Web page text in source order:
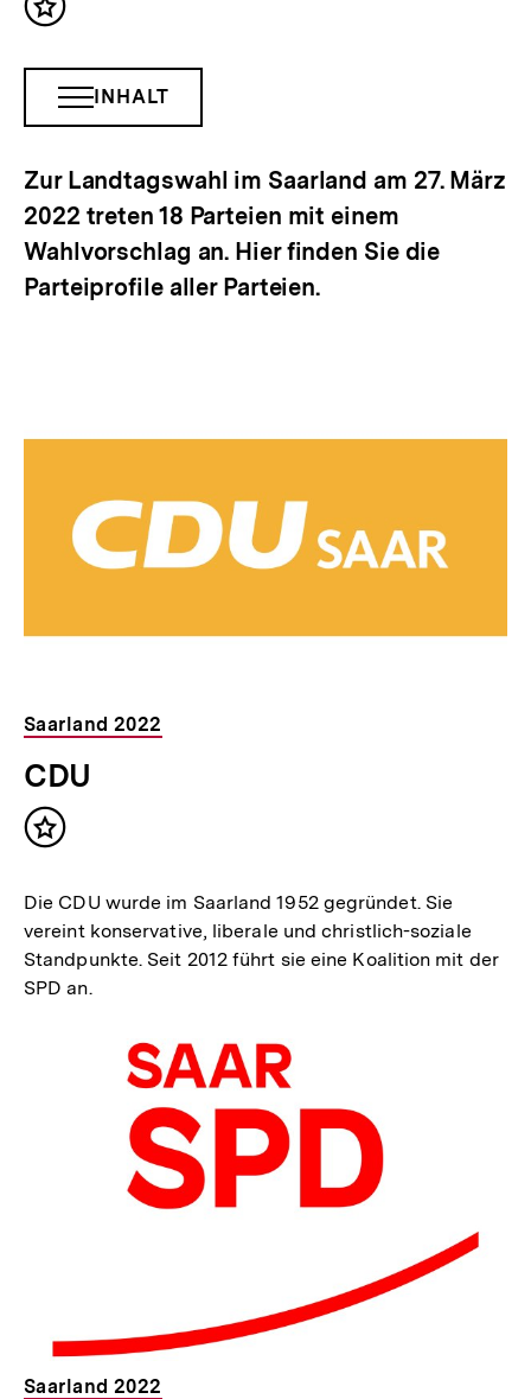
Inhalt
INHALTSNAVIGATION
INHALT
Zur Landtagswahl im Saarland am 27. März
2022 treten 18 Parteien mit einem
Wahlvorschlag an. Hier finden Sie die
Parteiprofile aller Parteien.
Saarland 2022
CDU
Inhalt
Die CDU wurde im Saarland 1952 gegründet. Sie
vereint konservative, liberale und christlich-soziale
Standpunkte. Seit 2012 führt sie eine Koalition mit der
SPD an.
Saarland 2022